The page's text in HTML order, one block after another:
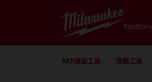
MX建設工具 電動工具